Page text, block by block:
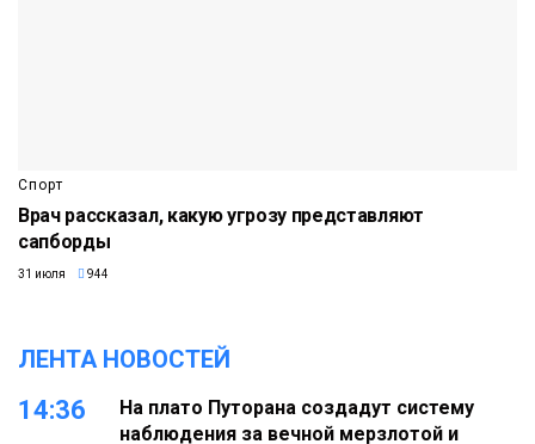
Спорт
Врач рассказал, какую угрозу представляют
сапборды
31 июля 944
ЛЕНТА НОВОСТЕЙ
14:36
На плато Путорана создадут систему
наблюдения за вечной мерзлотой и